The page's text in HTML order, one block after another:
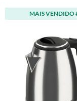
MAIS VENDIDO